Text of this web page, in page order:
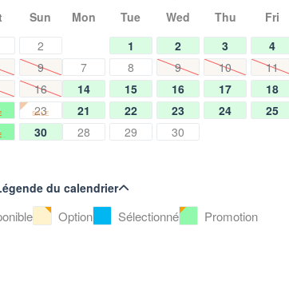
Sun
2
9
16
23
SALE
30
Mon Tue Wed Thu Fri
1
2 3 4
7
8 9 10 11
14
15 16 17 18
21
22 23 24 25
28
29 30
du calendrier
Option Sélectionné Promotion